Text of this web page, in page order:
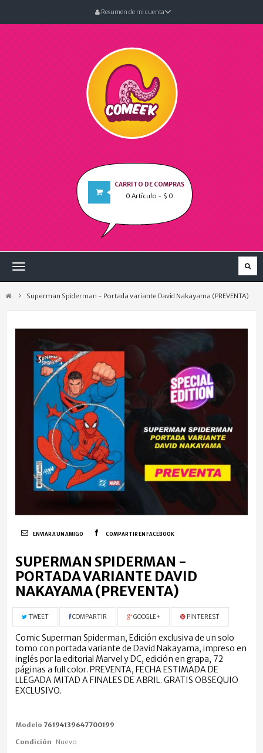
Resumen de mi cuenta
CARRITO DE COMPRAS
0 Artículo - $ 0
Navegación
Superman Spiderman - Portada variante David Nakayama (PREVENTA)
ENVIAR A UN AMIGO COMPARTIR EN FACEBOOK
SUPERMAN SPIDERMAN -
PORTADA VARIANTE DAVID
NAKAYAMA (PREVENTA)
TWEET COMPARTIR GOOGLE+ PINTEREST
Comic Superman Spiderman, Edición exclusiva de un solo
tomo con portada variante de David Nakayama, impreso en
inglés por la editorial Marvel y DC, edición en grapa, 72
páginas a full color. PREVENTA, FECHA ESTIMADA DE
LLEGADA MITAD A FINALES DE ABRIL. GRATIS OBSEQUIO
EXCLUSIVO.
Modelo 76194139647700199
Condición Nuevo